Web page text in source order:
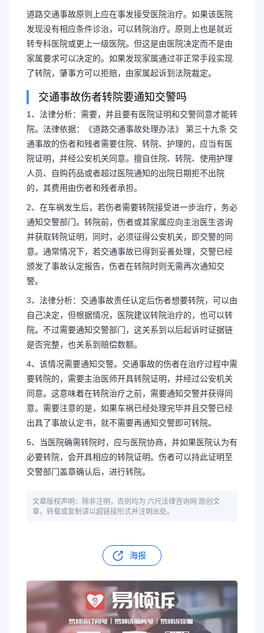
道路交通事故原则上应在事发接受医院治疗。如果该医院
发现没有相应条件诊治，可以转院治疗。原则上也是就近
转专科医院或更上一级医院。但这是由医院决定而不是由
家属要求可以决定的。如果发现家属通过非正常手段实现
了转院，肇事方可以拒赔，由家属起诉到法院裁定。
交通事故伤者转院要通知交警吗
1、法律分析：需要，并且要有医院证明和交警同意才能转
院。法律依据：《道路交通事故处理办法》 第三十九条 交
通事故的伤者和残者需要住院、转院、护理的，应当有医
院证明，并经公安机关同意。擅自住院、转院、使用护理
人员、自购药品或者超过医院通知的出院日期拒不出院
的，其费用由伤者和残者承担。
2、在车祸发生后，若伤者需要转院接受进一步治疗，务必
通知交警部门。转院前，伤者或其家属应向主治医生咨询
并获取转院证明，同时，必须征得公安机关，即交警的同
意。通常情况下，若交通事故已得到妥善处理，交警已经
颁发了事故认定报告，伤者在转院时则无需再次通知交
警。
3、法律分析：交通事故责任认定后伤者想要转院，可以由
自己决定，但根据情况，医院建议转院治疗的，也可以转
院。不过需要通知交警部门，这关系到以后起诉时证据链
是否完整，也关系到赔偿数额。
4、该情况需要通知交警。交通事故的伤者在治疗过程中需
要转院的，需要主治医师开具转院证明，并经过公安机关
同意。这意味着在转院治疗之前，需要通知交警并获得同
意。需要注意的是，如果车祸已经处理完毕并且交警已经
出具了事故认定书，就不需要再通知交警即可转院。
5、当医院确需转院时，应与医院协商，并如果医院认为有
必要转院，会开具相应的转院证明。伤者可以持此证明至
交警部门盖章确认后，进行转院。
文章版权声明：除非注明，否则均为 六尺法律咨询网 原创文
章，转载或复制请以超链接形式并注明出处。
海报